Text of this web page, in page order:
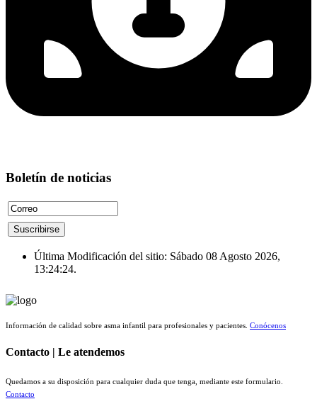
Boletín de noticias
Última Modificación del sitio: Sábado 08 Agosto 2026,
13:24:24.
Información de calidad sobre asma infantil para profesionales y pacientes. Conócenos
Contacto | Le atendemos
Quedamos a su disposición para cualquier duda que tenga, mediante este formulario.
Contacto